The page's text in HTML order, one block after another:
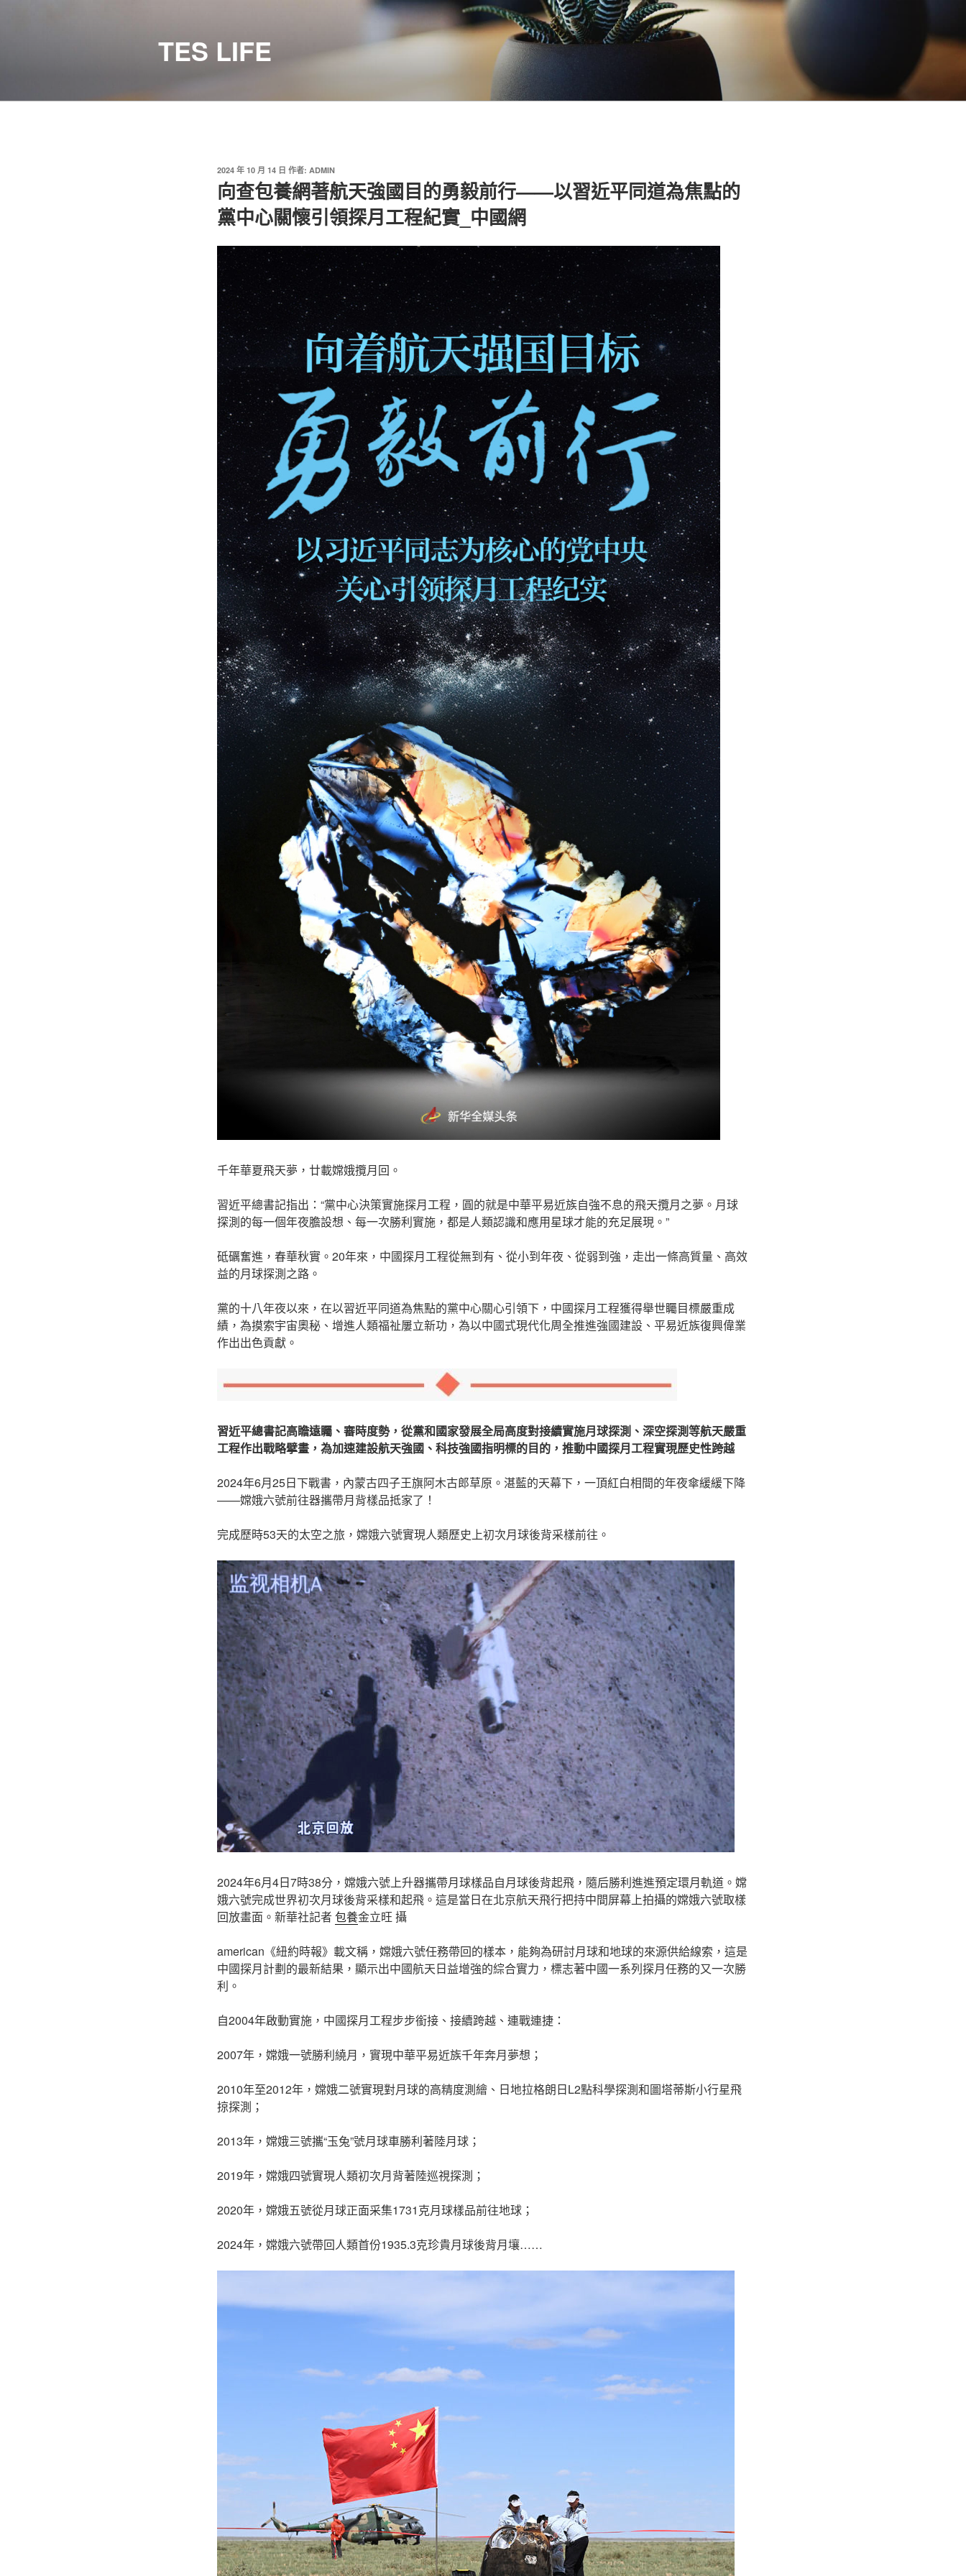
TES LIFE
發
於
2024 年 10 月 14 日 作者: ADMIN
向查包養網著航天強國目的勇毅前行——以習近平同道為焦點的
黨中心關懷引領探月工程紀實_中國網
千年華夏飛天夢，廿載嫦娥攬月回。
習近平總書記指出：“黨中心決策實施探月工程，圓的就是中華平易近族自強不息的飛天攬月之夢。月球
探測的每一個年夜膽設想、每一次勝利實施，都是人類認識和應用星球才能的充足展現。”
砥礪奮進，春華秋實。20年來，中國探月工程從無到有、從小到年夜、從弱到強，走出一條高質量、高效
益的月球探測之路。
黨的十八年夜以來，在以習近平同道為焦點的黨中心關心引領下，中國探月工程獲得舉世矚目標嚴重成
績，為摸索宇宙奧秘、增進人類福祉屢立新功，為以中國式現代化周全推進強國建設、平易近族復興偉業
作出出色貢獻。
習近平總書記高瞻遠矚、審時度勢，從黨和國家發展全局高度對接續實施月球探測、深空探測等航天嚴重
工程作出戰略擘畫，為加速建設航天強國、科技強國指明標的目的，推動中國探月工程實現歷史性跨越
2024年6月25日下戰書，內蒙古四子王旗阿木古郎草原。湛藍的天幕下，一頂紅白相間的年夜傘緩緩下降
——嫦娥六號前往器攜帶月背樣品抵家了！
完成歷時53天的太空之旅，嫦娥六號實現人類歷史上初次月球後背采樣前往。
2024年6月4日7時38分，嫦娥六號上升器攜帶月球樣品自月球後背起飛，隨后勝利進進預定環月軌道。嫦
娥六號完成世界初次月球後背采樣和起飛。這是當日在北京航天飛行把持中間屏幕上拍攝的嫦娥六號取樣
回放畫面。新華社記者包養金立旺 攝
american《紐約時報》載文稱，嫦娥六號任務帶回的樣本，能夠為研討月球和地球的來源供給線索，這是
中國探月計劃的最新結果，顯示出中國航天日益增強的綜合實力，標志著中國一系列探月任務的又一次勝
利。
自2004年啟動實施，中國探月工程步步銜接、接續跨越、連戰連捷：
2007年，嫦娥一號勝利繞月，實現中華平易近族千年奔月夢想；
2010年至2012年，嫦娥二號實現對月球的高精度測繪、日地拉格朗日L2點科學探測和圖塔蒂斯小行星飛
掠探測；
2013年，嫦娥三號攜“玉兔”號月球車勝利著陸月球；
2019年，嫦娥四號實現人類初次月背著陸巡視探測；
2020年，嫦娥五號從月球正面采集1731克月球樣品前往地球；
2024年，嫦娥六號帶回人類首份1935.3克珍貴月球後背月壤……